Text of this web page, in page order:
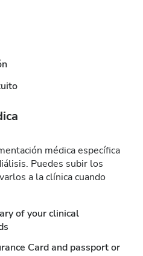
médica específica
Puedes subir los
a la clínica cuando
of your clinical
Card and passport or